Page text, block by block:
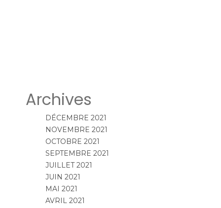
Archives
DÉCEMBRE 2021
NOVEMBRE 2021
OCTOBRE 2021
SEPTEMBRE 2021
JUILLET 2021
JUIN 2021
MAI 2021
AVRIL 2021